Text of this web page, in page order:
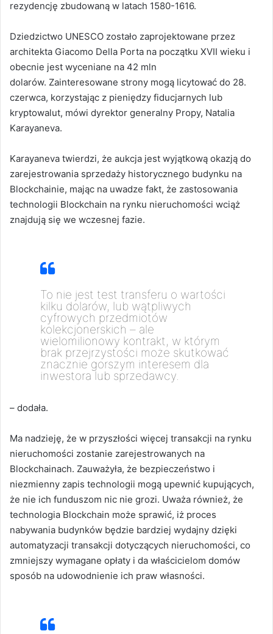
rezydencję zbudowaną w latach 1580-1616.
Dziedzictwo UNESCO zostało zaprojektowane przez
architekta Giacomo Della Porta na początku XVII wieku i
obecnie jest wyceniane na 42 mln
dolarów. Zainteresowane strony mogą licytować do 28.
czerwca, korzystając z pieniędzy fiducjarnych lub
kryptowalut, mówi dyrektor generalny Propy, Natalia
Karayaneva.
Karayaneva twierdzi, że aukcja jest wyjątkową okazją do
zarejestrowania sprzedaży historycznego budynku na
Blockchainie, mając na uwadze fakt, że zastosowania
technologii Blockchain na rynku nieruchomości wciąż
znajdują się we wczesnej fazie.
To nie jest test transferu o wartości
kilku dolarów, lub wątpliwych
cyfrowych przedmiotów
kolekcjonerskich – ale
wielomilionowy kontrakt, w którym
brak przejrzystości może skutkować
znacznie gorszym interesem dla
inwestora lub sprzedawcy.
– dodała.
Ma nadzieję, że w przyszłości więcej transakcji na rynku
nieruchomości zostanie zarejestrowanych na
Blockchainach. Zauważyła, że bezpieczeństwo i
niezmienny zapis technologii mogą upewnić kupujących,
że nie ich funduszom nic nie grozi. Uważa również, że
technologia Blockchain może sprawić, iż proces
nabywania budynków będzie bardziej wydajny dzięki
automatyzacji transakcji dotyczących nieruchomości, co
zmniejszy wymagane opłaty i da właścicielom domów
sposób na udowodnienie ich praw własności.